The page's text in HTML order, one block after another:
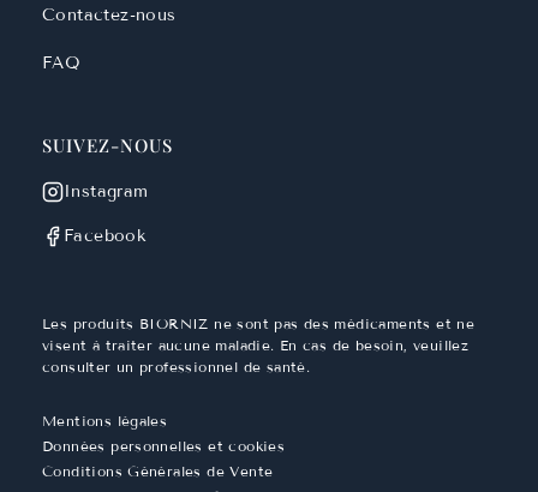
Contactez-nous
FAQ
SUIVEZ-NOUS
Instagram
Facebook
Les produits BIORNIZ ne sont pas des médicaments et ne
visent à traiter aucune maladie. En cas de besoin, veuillez
consulter un professionnel de santé.
Mentions légales
Données personnelles et cookies
Conditions Générales de Vente